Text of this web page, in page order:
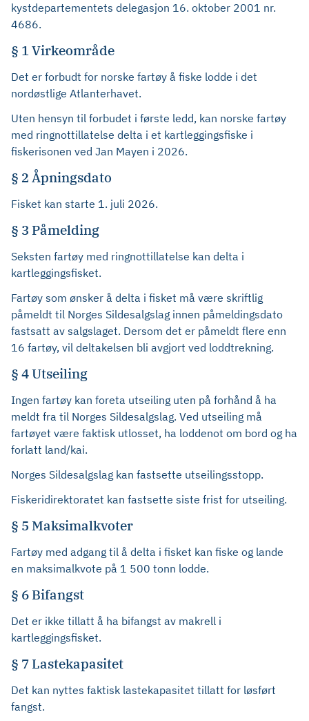
kystdepartementets delegasjon 16. oktober 2001 nr.
4686.
§ 1 Virkeområde
Det er forbudt for norske fartøy å fiske lodde i det
nordøstlige Atlanterhavet.
Uten hensyn til forbudet i første ledd, kan norske fartøy
med ringnottillatelse delta i et kartleggingsfiske i
fiskerisonen ved Jan Mayen i 2026.
§ 2 Åpningsdato
Fisket kan starte 1. juli 2026.
§ 3 Påmelding
Seksten fartøy med ringnottillatelse kan delta i
kartleggingsfisket.
Fartøy som ønsker å delta i fisket må være skriftlig
påmeldt til Norges Sildesalgslag innen påmeldingsdato
fastsatt av salgslaget. Dersom det er påmeldt flere enn
16 fartøy, vil deltakelsen bli avgjort ved loddtrekning.
§ 4 Utseiling
Ingen fartøy kan foreta utseiling uten på forhånd å ha
meldt fra til Norges Sildesalgslag. Ved utseiling må
fartøyet være faktisk utlosset, ha loddenot om bord og ha
forlatt land/kai.
Norges Sildesalgslag kan fastsette utseilingsstopp.
Fiskeridirektoratet kan fastsette siste frist for utseiling.
§ 5 Maksimalkvoter
Fartøy med adgang til å delta i fisket kan fiske og lande
en maksimalkvote på 1 500 tonn lodde.
§ 6 Bifangst
Det er ikke tillatt å ha bifangst av makrell i
kartleggingsfisket.
§ 7 Lastekapasitet
Det kan nyttes faktisk lastekapasitet tillatt for løsført
fangst.